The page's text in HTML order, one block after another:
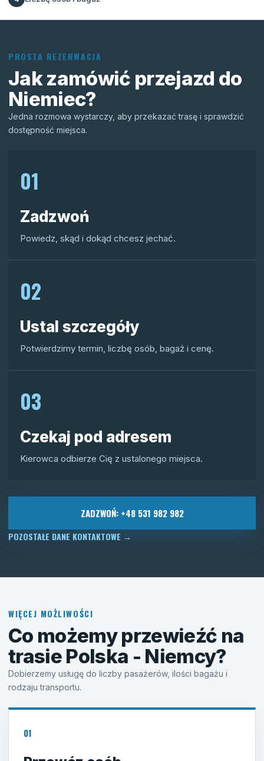
PROSTA REZERWACJA
Jak zamówić przejazd do
Niemiec?
Jedna rozmowa wystarczy, aby przekazać trasę i sprawdzić
dostępność miejsca.
01
Zadzwoń
Powiedz, skąd i dokąd chcesz jechać.
02
Ustal szczegóły
Potwierdzimy termin, liczbę osób, bagaż i cenę.
03
Czekaj pod adresem
Kierowca odbierze Cię z ustalonego miejsca.
ZADZWOŃ: +48 531 982 982
POZOSTAŁE DANE KONTAKTOWE →
WIĘCEJ MOŻLIWOŚCI
Co możemy przewieźć na
trasie Polska - Niemcy?
Dobierzemy usługę do liczby pasażerów, ilości bagażu i
rodzaju transportu.
01